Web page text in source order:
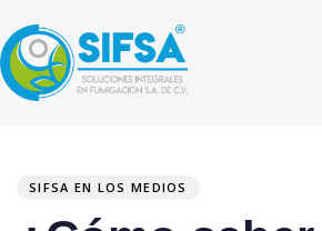
SIFSA EN LOS MEDIOS